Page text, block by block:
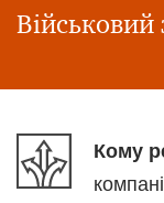
Військовий
Кому